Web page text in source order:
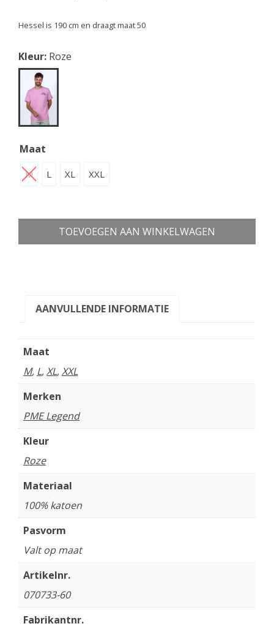
Hessel is 190 cm en draagt maat 50
Kleur: Roze
Maat
M L XL XXL
TOEVOEGEN AAN WINKELWAGEN
AANVULLENDE INFORMATIE
Maat
M, L,XL,XXL
Merken
PME Legend
Kleur
Roze
Materiaal
100% katoen
Pasvorm
Valt op maat
Artikelnr.
070733-60
Fabrikantnr.